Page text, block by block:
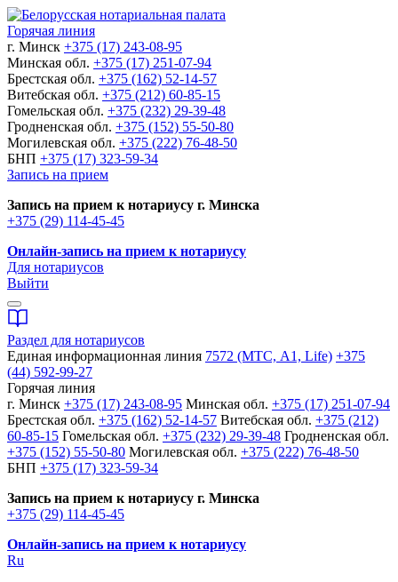
Горячая линия
г. Минск +375 (17) 243-08-95
Минская обл. +375 (17) 251-07-94
Брестская обл. +375 (162) 52-14-57
Витебская обл. +375 (212) 60-85-15
Гомельская обл. +375 (232) 29-39-48
Гродненская обл. +375 (152) 55-50-80
Могилевская обл. +375 (222) 76-48-50
БНП +375 (17) 323-59-34
Запись на прием
Запись на прием к нотариусу г. Минска
+375 (29) 114-45-45
Онлайн-запись на прием к нотариусу
Для нотариусов
Выйти
Раздел для нотариусов
Единая информационная линия 7572 (МТС, A1, Life) +375
(44) 592-99-27
Горячая линия
г. Минск +375 (17) 243-08-95 Минская обл. +375 (17) 251-07-94
Брестская обл. +375 (162) 52-14-57 Витебская обл. +375 (212)
60-85-15 Гомельская обл. +375 (232) 29-39-48 Гродненская обл.
+375 (152) 55-50-80 Могилевская обл. +375 (222) 76-48-50
БНП +375 (17) 323-59-34
Запись на прием к нотариусу г. Минска
+375 (29) 114-45-45
Онлайн-запись на прием к нотариусу
Ru